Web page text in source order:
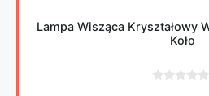
Lampa Wisząca Kryształowy
Koło